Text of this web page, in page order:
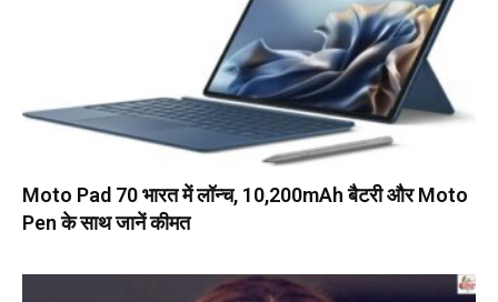
Moto Pad 70 भारत में लॉन्च, 10,200mAh बैटरी और Moto
Pen के साथ जानें कीमत